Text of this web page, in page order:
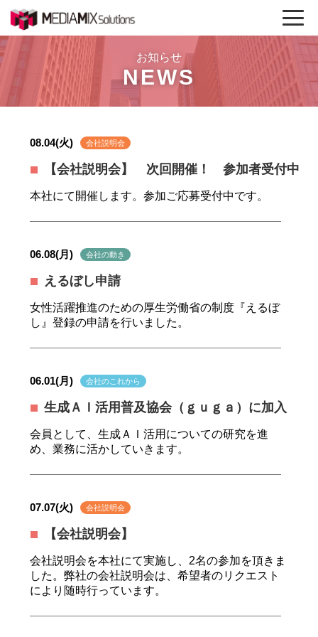
お知らせ
NEWS
08.04(火) 会社説明会
【会社説明会】 次回開催！ 参加者受付中
本社にて開催します。参加ご応募受付中です。
06.08(月) 会社の動き
えるぼし申請
女性活躍推進のための厚生労働省の制度『えるぼ
し』登録の申請を行いました。
06.01(月) 会社のこれから
生成ＡＩ活用普及協会（ｇｕｇａ）に加入
会員として、生成ＡＩ活用についての研究を進
め、業務に活かしていきます。
07.07(火) 会社説明会
【会社説明会】
会社説明会を本社にて実施し、2名の参加を頂きま
した。弊社の会社説明会は、希望者のリクエスト
により随時行っています。